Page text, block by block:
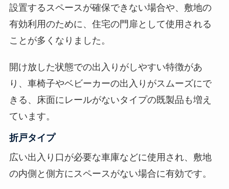
設置するスペースが確保できない場合や、敷地の
有効利用のために、住宅の門扉として使用される
ことが多くなりました。
開け放した状態での出入りがしやすい特徴があ
り、車椅子やベビーカーの出入りがスムーズにで
きる、床面にレールがないタイプの既製品も増え
ています。
折戸タイプ
広い出入り口が必要な車庫などに使用され、敷地
の内側と側方にスペースがない場合に有効です。